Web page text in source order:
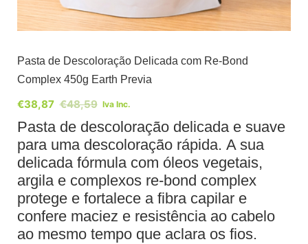
Pasta de Descoloração Delicada com Re-Bond
Complex 450g Earth Previa
€48,59
€38,87 Iva Inc.
Pasta de descoloração delicada e suave
para uma descoloração rápida. A sua
delicada fórmula com óleos vegetais,
argila e complexos re-bond complex
protege e fortalece a fibra capilar e
confere maciez e resistência ao cabelo
ao mesmo tempo que aclara os fios.